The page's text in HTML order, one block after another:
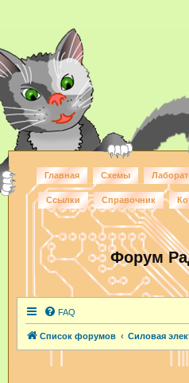
Главная Схемы
Ссылки Справочник
Форум
FAQ
Список форумов Силовая